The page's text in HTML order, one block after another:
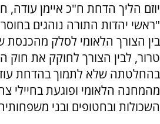
יוזם הליך הדחת ח"כ איימן עודה,
"ראשי יהדות התורה נוהגים
בין הצורך הלאומי לסלק מהכנסת
טרור, לבין הצורך לחוקק את חוק
בהחלטתה שלא לתמוך בהדחת
מהמחנה הלאומי ופוגעת בחיילי
השכולות ובחטופים ובני